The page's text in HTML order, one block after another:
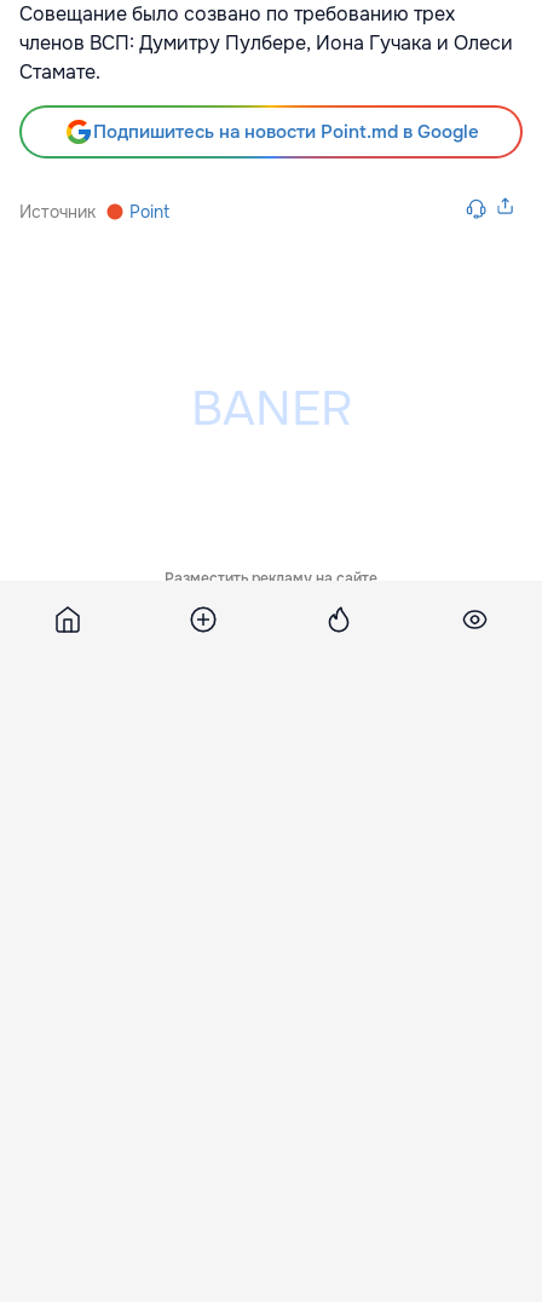
Совещание было созвано по требованию трех
членов ВСП: Думитру Пулбере, Иона Гучака и Олеси
Стамате.
Подпишитесь на новости Point.md в Google
Источник Point
Разместить рекламу на сайте